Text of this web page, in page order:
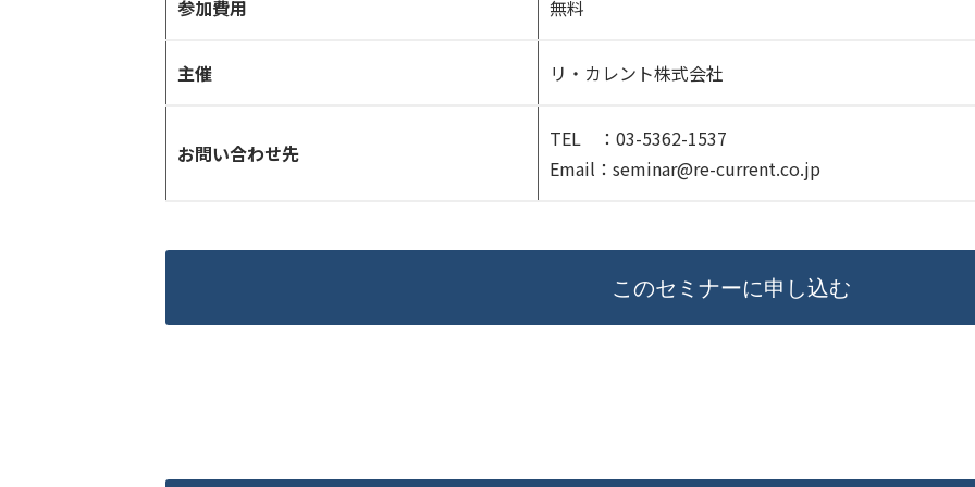
参加費用 無料
主催 リ・カレント株式会社
お問い合わせ先
TEL ：03-5362-1537
Email：seminar@re-current.co.jp
このセミナーに申し込む